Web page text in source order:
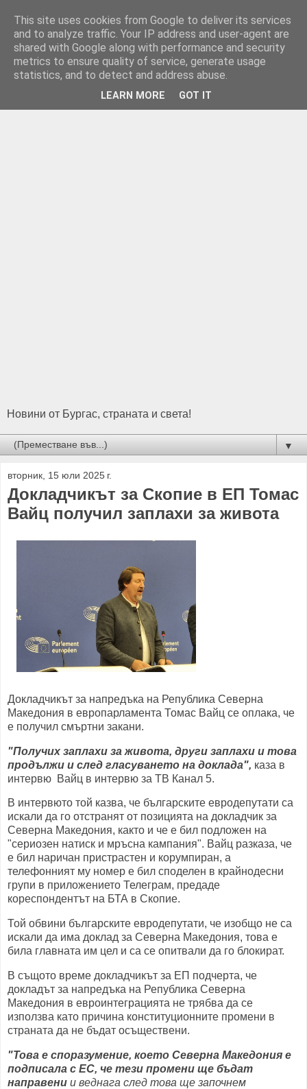
Новини от Бургас, страната и света!
▼
вторник, 15 юли 2025 г.
Докладчикът за Скопие в ЕП Томас
Вайц получил заплахи за живота
Докладчикът за напредъка на Република Северна
Македония в европарламента Томас Вайц се оплака, че
е получил смъртни закани.
"Получих заплахи за живота, други заплахи и това
продължи и след гласуването на доклада", каза в
интервю Вайц в интервю за ТВ Канал 5.
В интервюто той казва, че българските евродепутати са
искали да го отстранят от позицията на докладчик за
Северна Македония, както и че е бил подложен на
"сериозен натиск и мръсна кампания". Вайц разказа, че
е бил наричан пристрастен и корумпиран, а
телефонният му номер е бил споделен в крайнодесни
групи в приложението Телеграм, предаде
кореспондентът на БТА в Скопие.
Той обвини българските евродепутати, че изобщо не са
искали да има доклад за Северна Македония, това е
била главната им цел и са се опитвали да го блокират.
В същото време докладчикът за ЕП подчерта, че
докладът за напредъка на Република Северна
Македония в евроинтеграцията не трябва да се
използва като причина конституционните промени в
страната да не бъдат осъществени.
"Това е споразумение, което Северна Македония е
подписала с ЕС, че тези промени ще бъдат
направени и веднага след това ще започнем
This site uses cookies from Google to deliver its services
and to analyze traffic. Your IP address and user-agent are
shared with Google along with performance and security
metrics to ensure quality of service, generate usage
statistics, and to detect and address abuse.
LEARN MORE GOT IT